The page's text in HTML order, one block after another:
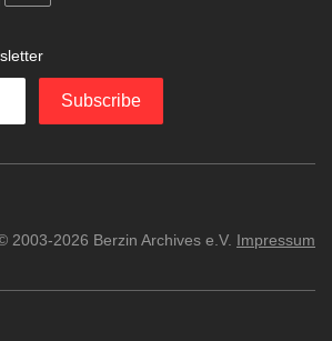
Subscribe
2003-2026 Berzin Archives e.V. Impressum